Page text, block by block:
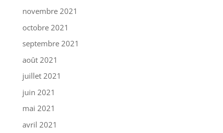
novembre 2021
octobre 2021
septembre 2021
août 2021
juillet 2021
juin 2021
mai 2021
avril 2021